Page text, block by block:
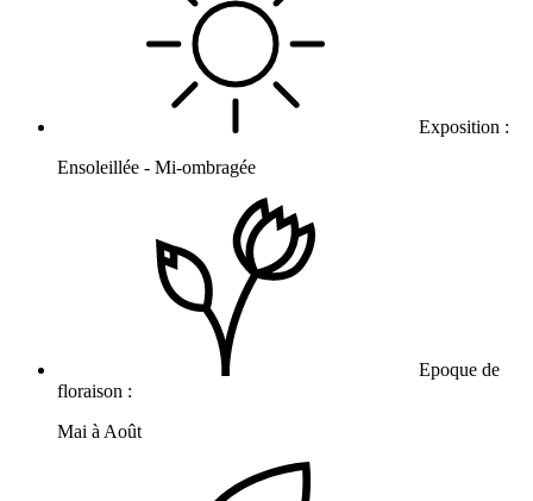
Exposition :
Ensoleillée - Mi-ombragée
Epoque de
floraison :
Mai à Août